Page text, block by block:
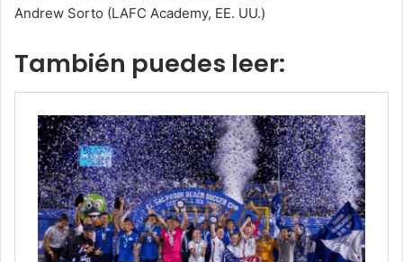
Andrew Sorto (LAFC Academy, EE. UU.)
También puedes leer: